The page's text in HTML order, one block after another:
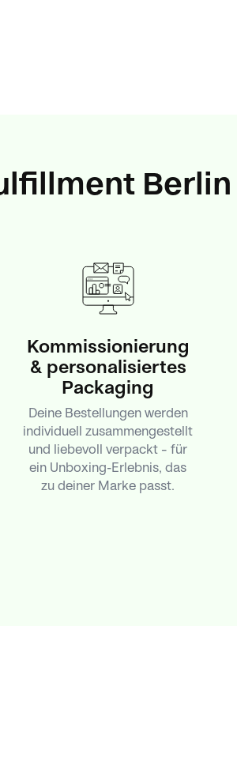
Kommissionierung
& personalisiertes
Packaging
Deine Bestellungen werden
individuell zusammengestellt
und liebevoll verpackt – für
ein Unboxing-Erlebnis, das
zu deiner Marke passt.